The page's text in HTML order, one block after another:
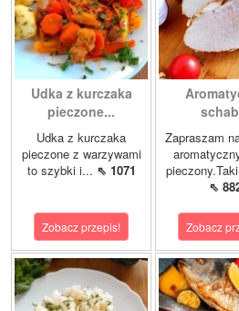
Udka z kurczaka
pieczone...
Udka z kurczaka
pieczone z warzywami
to szybki i... ⇖ 1071
Zobacz przepis!
Zapraszam
⇖
Zobacz